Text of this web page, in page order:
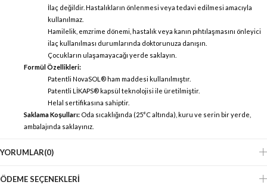
İlaç değildir. Hastalıkların önlenmesi veya tedavi edilmesi amacıyla
kullanılmaz.
Hamilelik, emzrime dönemi, hastalık veya kanın pıhtılaşmasını önleyici
ilaç kullanılması durumlarında doktorunuza danışın.
Çocukların ulaşamayacağı yerde saklayın.
Formül Özellikleri:
Patentli NovaSOL® ham maddesi kullanılmıştır.
Patentli LİKAPS® kapsül teknolojisi ile üretilmiştir.
Helal sertifikasına sahiptir.
Saklama Koşulları: Oda sıcaklığında (25°C altında), kuru ve serin bir yerde,
ambalajında saklayınız.
YORUMLAR(0)
ÖDEME SEÇENEKLERI